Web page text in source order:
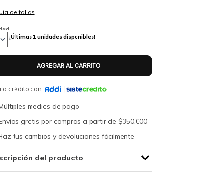
¡Últimas 1 unidades disponibles!
a crédito con
medios de pago
gratis por compras a partir de $350.000
tus cambios y devoluciones fácilmente
del producto